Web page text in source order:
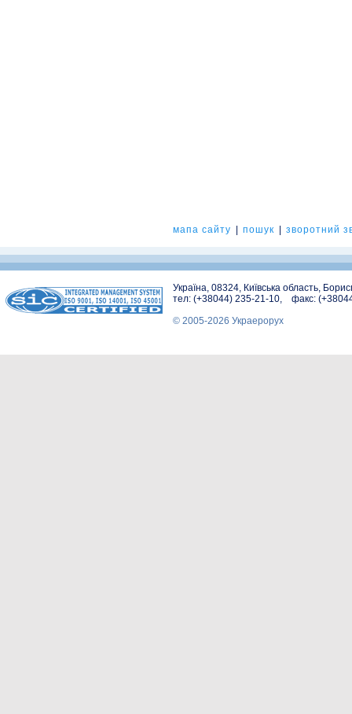
мапа сайту пошук зворотний
Україна, 08324, Київська область,
тел: (+38044) 235-21-10, факс:
© 2005-2026 Украерорух